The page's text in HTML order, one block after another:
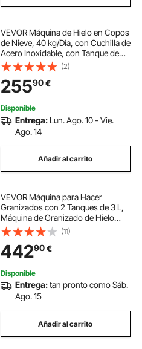
VEVOR Máquina de Hielo en Copos
de Nieve, 40 kg/Día, con Cuchilla de
Acero Inoxidable, con Tanque de
1,8 L y Enfriamiento Rápido en 90 s,
Ideal para Eventos Pequeños en
Casa, 260 x 420 x 300 mm
(2)
25590€
Disponible
Entrega: Lun. Ago. 10 - Vie.
Ago. 14
Añadir al carrito
VEVOR Máquina para Hacer
Granizados con 2 Tanques de 3 L,
Máquina de Granizado de Hielo
para Hogar, sin Necesidad de Hielo,
5 Programas Preestablecidos, para
Hacer Margaritas, Frappés, Batidos
(11)
44290€
Disponible
Entrega:tan pronto como Sáb.
Ago. 15
Añadir al carrito